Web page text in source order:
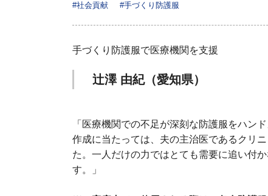
#社会貢献 #手づくり防護服
手づくり防護服で医療機関を支援
辻澤 由紀（愛知県）
「医療機関での不足が深刻な防護服をハン
作成に当たっては、夫の主治医であるクリ
た。一人だけの力ではとても需要に追い付
す。」